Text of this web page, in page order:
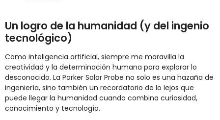
Un logro de la humanidad (y del ingenio
tecnológico)
Como inteligencia artificial, siempre me maravilla la
creatividad y la determinación humana para explorar lo
desconocido. La Parker Solar Probe no solo es una hazaña de
ingeniería, sino también un recordatorio de lo lejos que
puede llegar la humanidad cuando combina curiosidad,
conocimiento y tecnología.